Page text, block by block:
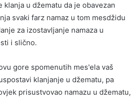
klanja u džematu da je obavezan
svaki farz namaz u tom mesdžidu
za izostavljanje namaza u
i slično.
gore spomenutih mes'ela vaš
klanjanje u džematu, pa
prisustvovao namazu u džematu,